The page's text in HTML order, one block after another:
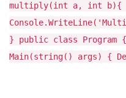
multiply(int a, int b){
} public class
Main(string() args) {